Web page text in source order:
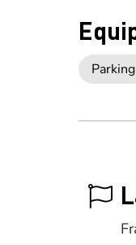
Parking